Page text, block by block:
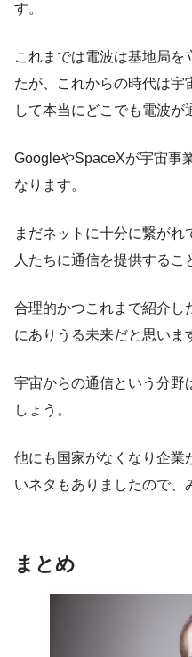
す。
これまでは電波は基地局を
たが、これからの時代は宇
して本当にどこでも電波が
GoogleやSpaceXが宇宙事
なります。
まだネットに十分に繋が
人たちに通信を提供するこ
合理的かつこれまで紹介し
にありうる未来だと思いま
宇宙からの通信という分野
しょう。
他にも国家がなくなり企業
いネタもありましたので、
まとめ